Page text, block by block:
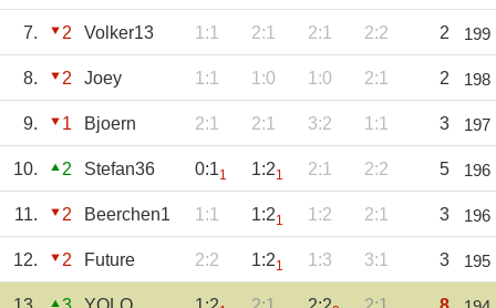
7. 2 Volker13 1:1 2:1 2:1 2:2 2 199
8. 2 Joey 1:1 1:0 1:0 2:1 2 198
9. 1 Bjoern 2:1 2:1 3:2 1:1 3 197
10. 2 Stefan36 0:11 1:21 2:1 2:2 5 196
11. 2 Beerchen1 1:1 1:21 1:2 2:1 3 196
12. 2 Future 2:2 1:21 1:3 3:1 3 195